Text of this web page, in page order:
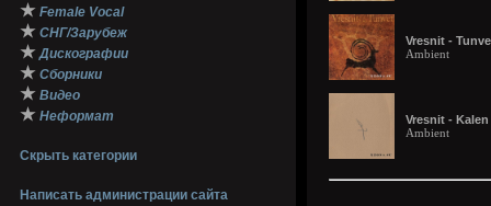
★ Female Vocal
★ СНГ/Зарубеж
★ Дискографии
★ Сборники
★ Видео
★ Неформат
Скрыть категории
Написать администрации сайта
Vresnit -
Ambient
Vresnit - Kalen
Ambient